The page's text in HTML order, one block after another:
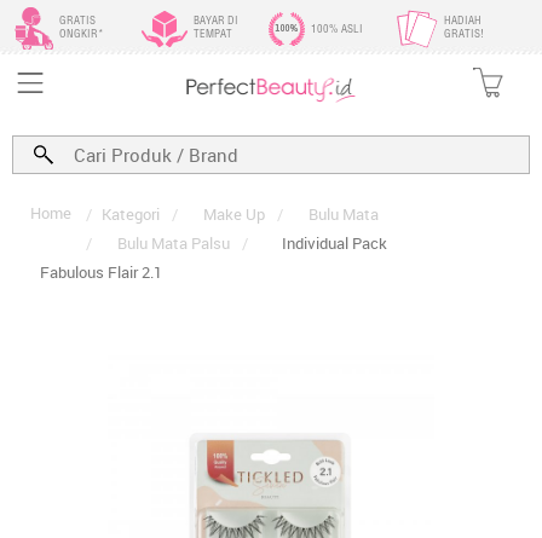
GRATIS
ONGKIR*
BAYAR DI
TEMPAT
100% ASLI
HADIAH
GRATIS!
Home / Kategori / Make Up /
Bulu Mata
/
Bulu Mata Palsu /
Individual Pack
Fabulous Flair 2.1